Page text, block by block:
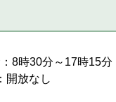
8時30分～17時15分
開放なし